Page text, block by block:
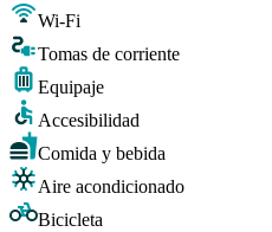
Wi-Fi
Tomas de corriente
Equipaje
Accesibilidad
Comida y bebida
Aire acondicionado
Bicicleta